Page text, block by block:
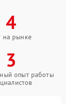
4
на рынке
3
опыт работы